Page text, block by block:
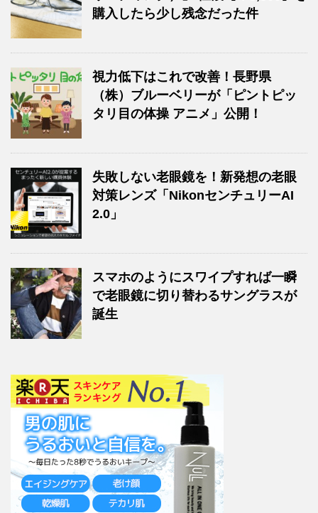
購入したら少し残念だった件
視力低下はこれで改善！長野県
（株）ブルーベリーが「ピントピッ
タリ目の体操 アニメ」公開！
失敗しない老眼鏡を！新発想の老眼
対策レンズ「NikonセンチュリーAI
2.0」
スマホのようにスワイプすれば一瞬
で老眼鏡に切り替わるサングラスが
誕生